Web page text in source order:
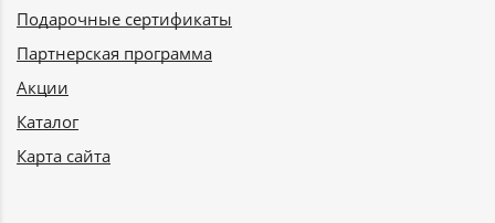
Подарочные сертификаты
Партнерская программа
Акции
Каталог
Карта сайта